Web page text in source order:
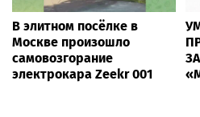
В элитном посёлке в
Москве произошло
самовозгорание
электрокара Zeekr 001